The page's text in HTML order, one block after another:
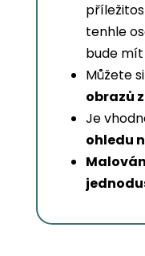
tenhle
bude
Můžete
obrazů
Je
ohledu